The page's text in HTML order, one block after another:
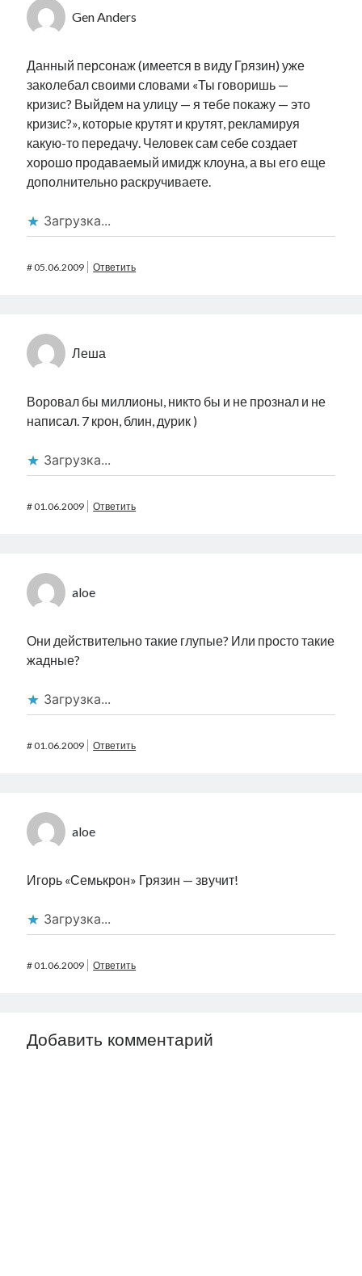
Gen Anders
Данный персонаж (имеется в виду Грязин) уже
заколебал своими словами «Ты говоришь —
кризис? Выйдем на улицу — я тебе покажу — это
кризис?», которые крутят и крутят, рекламируя
какую-то передачу. Человек сам себе создает
хорошо продаваемый имидж клоуна, а вы его еще
дополнительно раскручиваете.
Загрузка...
#05.06.2009 Ответить
Леша
Воровал бы миллионы, никто бы и не прознал и не
написал. 7 крон, блин, дурик )
Загрузка...
#01.06.2009 Ответить
aloe
Они действительно такие глупые? Или просто такие
жадные?
Загрузка...
#01.06.2009 Ответить
aloe
Игорь «Семькрон» Грязин — звучит!
Загрузка...
#01.06.2009 Ответить
Добавить комментарий